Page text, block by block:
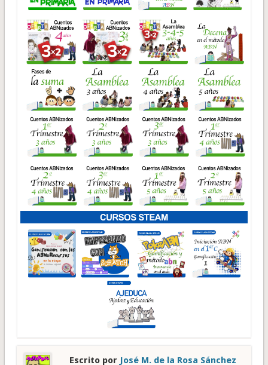
Escrito por José M. de la Rosa Sánchez